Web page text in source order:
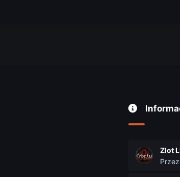
Przez